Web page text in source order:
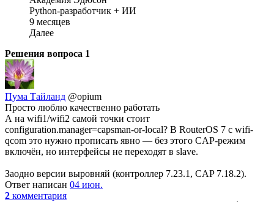
Python-разработчик + ИИ
9 месяцев
Далее
Решения вопроса 1
Пума Тайланд @opium
Просто люблю качественно работать
А на wifi1/wifi2 самой точки стоит
configuration.manager=capsman-or-local? В RouterOS 7 с wifi-
qcom это нужно прописать явно — без этого CAP-режим
включён, но интерфейсы не переходят в slave.
Заодно версии выровняй (контроллер 7.23.1, CAP 7.18.2).
Ответ написан 04 июн.
2 комментария